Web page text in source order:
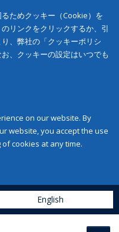
ためクッキー（Cookie）を
リンクをクリックするか、引
、弊社の「クッキーポリシ
、クッキーの設定はいつでも
on our website. By
website, you accept the use
cookies at any time.
English